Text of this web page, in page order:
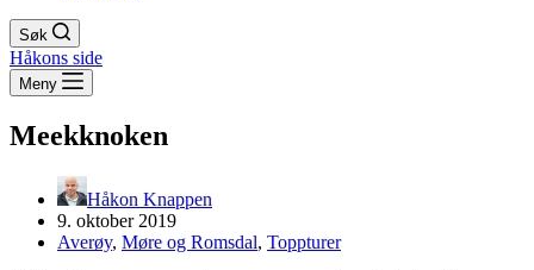
Søk
Håkons side
Meny
Meekknoken
Håkon Knappen
9. oktober 2019
Averøy, Møre og Romsdal, Toppturer